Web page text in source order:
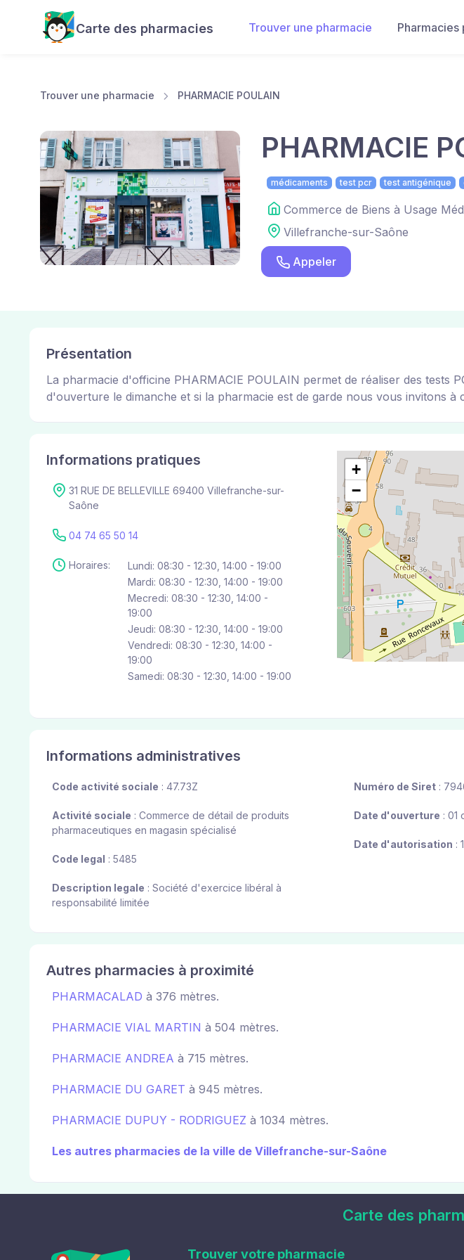
Carte des pharmacies Trouver une pharmacie Pharmacies
Trouver une pharmacie PHARMACIE POULAIN
PHARMACIE
médicaments test pcr test antigénique
Commerce de Biens à Usage
Villefranche-sur-Saône
Appeler
Présentation
La pharmacie d'officine PHARMACIE POULAIN permet de réaliser des tests
d'ouverture le dimanche et si la pharmacie est de garde nous vous invitons à
Informations pratiques
31 RUE DE BELLEVILLE 69400 Villefranche-sur-
Saône
04 74 65 50 14
Horaires:
Lundi: 08:30 - 12:30, 14:00 - 19:00
Mardi: 08:30 - 12:30, 14:00 - 19:00
Mecredi: 08:30 - 12:30, 14:00 -
19:00
Jeudi: 08:30 - 12:30, 14:00 - 19:00
Vendredi: 08:30 - 12:30, 14:00 -
19:00
Samedi: 08:30 - 12:30, 14:00 - 19:00
+
−
Informations administratives
Code activité sociale : 47.73Z
Activité sociale : Commerce de détail de produits
pharmaceutiques en magasin spécialisé
Code legal : 5485
Description legale : Société d'exercice libéral à
responsabilité limitée
Numéro de Siret :
Date d'ouverture : 01
Date d'autorisation :
Autres pharmacies à proximité
PHARMACALAD à 376 mètres.
PHARMACIE VIAL MARTIN à 504 mètres.
PHARMACIE ANDREA à 715 mètres.
PHARMACIE DU GARET à 945 mètres.
PHARMACIE DUPUY - RODRIGUEZ à 1034 mètres.
Les autres pharmacies de la ville de Villefranche-sur-Saône
Carte des
Trouver votre pharmacie